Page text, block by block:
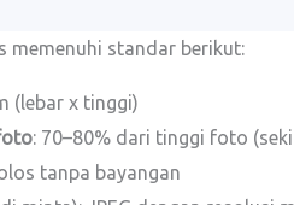
memenuhi standar berikut:
(lebar x tinggi)
: 70–80% dari tinggi foto
tanpa bayangan